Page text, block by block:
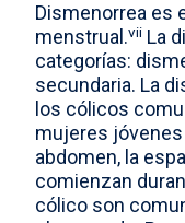
Dismenorrea es
menstrual.vii La
categorías:
secundaria. La
los cólicos
mujeres jóvenes
abdomen, la
comienzan
cólico son